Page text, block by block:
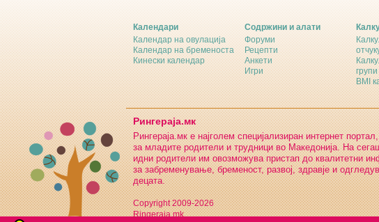
Календари
Календар на овулација
Календар на бременоста
Кинески календар
Содржини и алати
Форуми
Рецепти
Анкети
Игри
групи
BMI
Рингераја.мк
Рингераја.мк е најголем специјализиран интернет
за младите родители и трудници во Македонија. На
идни родители им овозможува пристап до квалитетни
за забременување, бременост, развој, здравје и
децата.
Copyright 2009-2026
Ringeraja.mk